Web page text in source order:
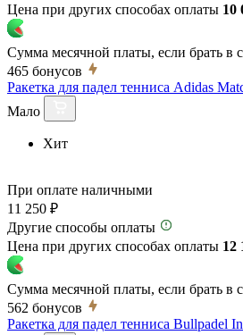
Цена при других способах оплаты 10
Сумма месячной платы, если брать в
465 бонусов
Ракетка для падел тенниса Adidas
Мало
Хит
При оплате наличными
11 250 ₽
Другие способы оплаты
Цена при других способах оплаты 12
Сумма месячной платы, если брать в
562 бонусов
Ракетка для падел тенниса Bullpadel